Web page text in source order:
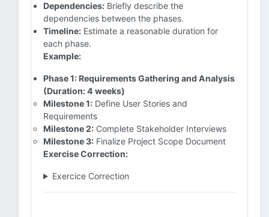
Dependencies: Briefly describe the
dependencies between the phases.
Timeline: Estimate a reasonable duration for
each phase.
Example:
Phase 1: Requirements Gathering and Analysis
(Duration: 4 weeks)
Milestone 1: Define User Stories and
Requirements
Milestone 2: Complete Stakeholder Interviews
Milestone 3: Finalize Project Scope Document
Exercise Correction:
Exercice Correction